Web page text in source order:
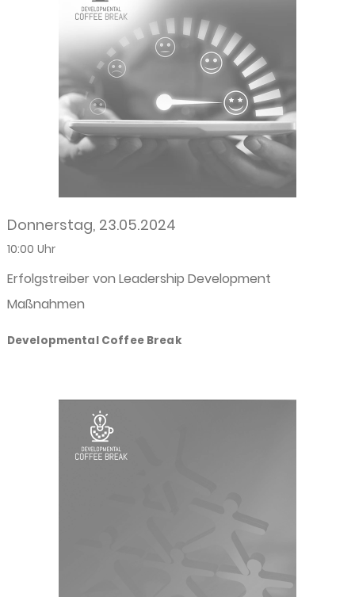
Donnerstag, 23.05.2024
10:00 Uhr
Erfolgstreiber von Leadership Development
Maßnahmen
Developmental Coffee Break